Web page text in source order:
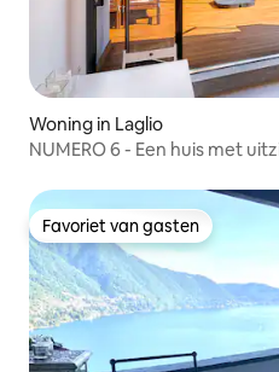
Woning in Laglio
NUMERO 6 - Een huis met
Favoriet van gasten
Favoriet van gasten